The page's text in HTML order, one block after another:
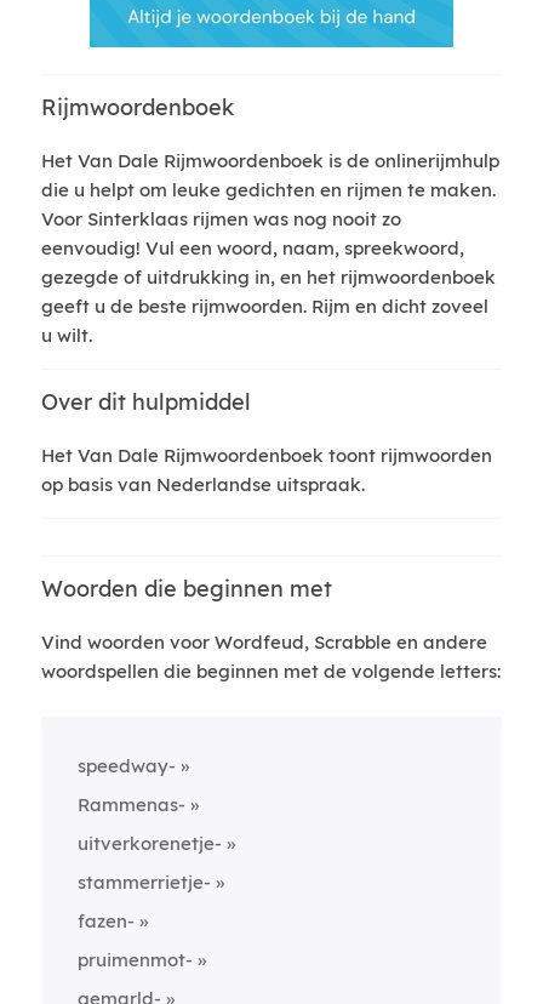
Rijmwoordenboek
Het Van Dale Rijmwoordenboek is de onlinerijmhulp
die u helpt om leuke gedichten en rijmen te maken.
Voor Sinterklaas rijmen was nog nooit zo
eenvoudig! Vul een woord, naam, spreekwoord,
gezegde of uitdrukking in, en het rijmwoordenboek
geeft u de beste rijmwoorden. Rijm en dicht zoveel
u wilt.
Over dit hulpmiddel
Het Van Dale Rijmwoordenboek toont rijmwoorden
op basis van Nederlandse uitspraak.
Woorden die beginnen met
Vind woorden voor Wordfeud, Scrabble en andere
woordspellen die beginnen met de volgende letters:
speedway-
Rammenas-
uitverkorenetje-
stammerrietje-
fazen-
pruimenmot-
gemarld-